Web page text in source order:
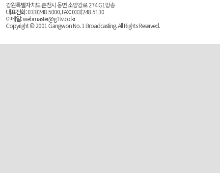
강원특별자치도 춘천시 동면 소양강로 274 G1방송
대표전화: 033)248-5000, FAX: 033)248-5130
이메일: webmaster@g1tv.co.kr
Copyright © 2001 Gangwon No. 1 Broadcasting. All Rights Reserved.